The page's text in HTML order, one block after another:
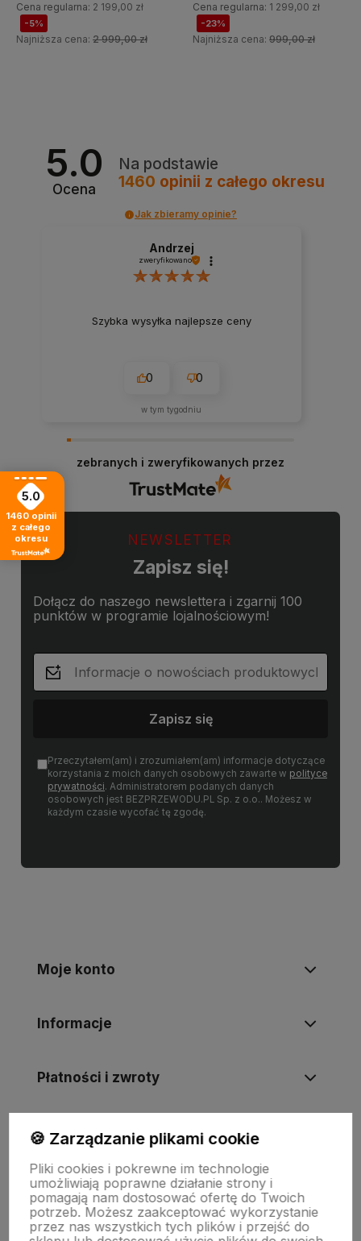
Cena regularna: 2 199,00 zł
-5%
Najniższa cena: 2 999,00 zł
Cena regularna: 1 299,00 zł
-23%
Najniższa cena: 999,00 zł
5.0
Ocena
Na podstawie
1460 opinii z całego okresu
Jak zbieramy opinie?
Andrzej
zweryfikowano
Szybka wysyłka najlepsze ceny
0 0
w tym tygodniu
zebranych i zweryfikowanych przez
NEWSLETTER
Zapisz się!
Dołącz do naszego newslettera i zgarnij 100
punktów w programie lojalnościowym!
Zapisz się
Przeczytałem(am) i zrozumiałem(am) informacje dotyczące
korzystania z moich danych osobowych zawarte w polityce
prywatności. Administratorem podanych danych
osobowych jest BEZPRZEWODU.PL Sp. z o.o.. Możesz w
każdym czasie wycofać tę zgodę.
Moje konto
Informacje
Płatności i zwroty
Wsparcie
O nas
5.0
1460 opinii
z całego
okresu
🍪 Zarządzanie plikami cookie
Pliki cookies i pokrewne im technologie
umożliwiają poprawne działanie strony i
pomagają nam dostosować ofertę do Twoich
potrzeb. Możesz zaakceptować wykorzystanie
przez nas wszystkich tych plików i przejść do